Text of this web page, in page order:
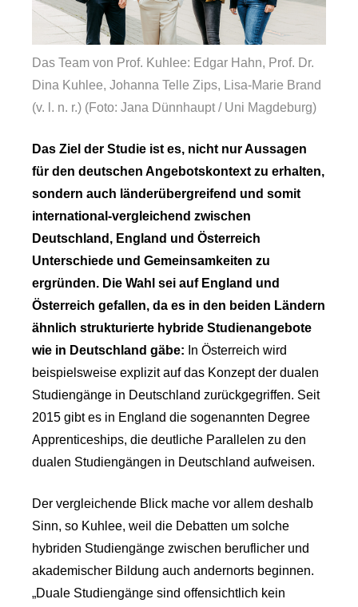
Das Team von Prof. Kuhlee: Edgar Hahn, Prof. Dr.
Dina Kuhlee, Johanna Telle Zips, Lisa-Marie Brand
(v. l. n. r.) (Foto: Jana Dünnhaupt / Uni Magdeburg)
Das Ziel der Studie ist es, nicht nur Aussagen
für den deutschen Angebotskontext zu erhalten,
sondern auch länderübergreifend und somit
international-vergleichend zwischen
Deutschland, England und Österreich
Unterschiede und Gemeinsamkeiten zu
ergründen. Die Wahl sei auf England und
Österreich gefallen, da es in den beiden Ländern
ähnlich strukturierte hybride Studienangebote
wie in Deutschland gäbe: In Österreich wird
beispielsweise explizit auf das Konzept der dualen
Studiengänge in Deutschland zurückgegriffen. Seit
2015 gibt es in England die sogenannten Degree
Apprenticeships, die deutliche Parallelen zu den
dualen Studiengängen in Deutschland aufweisen.
Der vergleichende Blick mache vor allem deshalb
Sinn, so Kuhlee, weil die Debatten um solche
hybriden Studiengänge zwischen beruflicher und
akademischer Bildung auch andernorts beginnen.
„Duale Studiengänge sind offensichtlich kein